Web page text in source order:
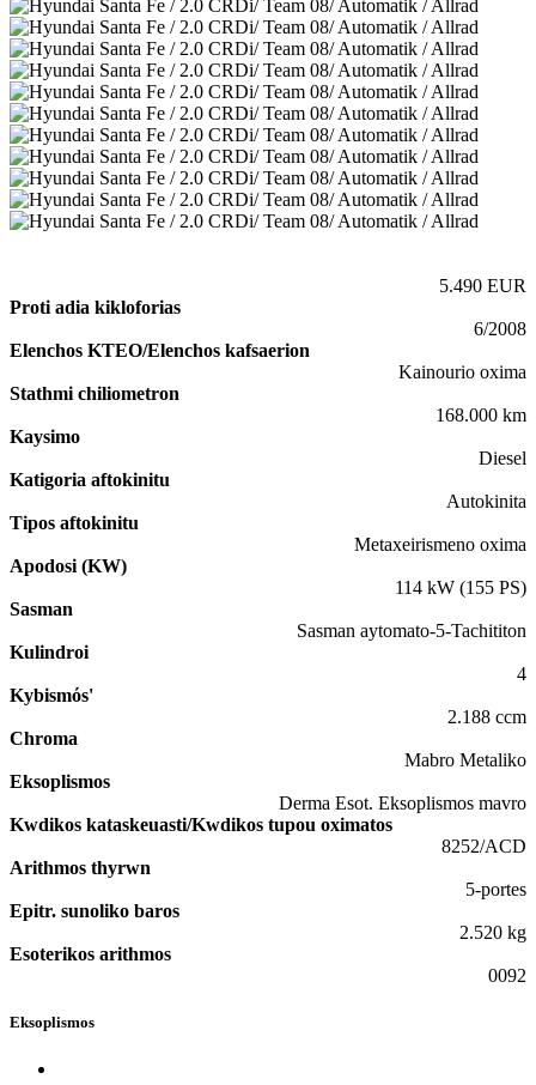
5.490 EUR
Proti adia kikloforias
6/2008
Elenchos KTEO/Elenchos kafsaerion
Kainourio oxima
Stathmi chiliometron
168.000 km
Kaysimo
Diesel
Katigoria aftokinitu
Autokinita
Tipos aftokinitu
Metaxeirismeno oxima
Apodosi (KW)
114 kW (155 PS)
Sasman
Sasman aytomato-5-Tachititon
Kulindroi
4
Kybismόs'
2.188 ccm
Chroma
Mabro Metaliko
Eksoplismos
Derma Esot. Eksoplismos mavro
Kwdikos kataskeuasti/Kwdikos tupou oximatos
8252/ACD
Arithmos thyrwn
5-portes
Epitr. sunoliko baros
2.520 kg
Esoterikos arithmos
0092
Eksoplismos